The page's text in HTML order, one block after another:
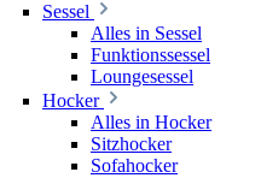
Sessel
Alles in Sessel
Funktionssessel
Loungesessel
Hocker
Alles in Hocker
Sitzhocker
Sofahocker